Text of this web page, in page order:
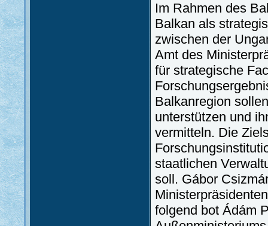
Im Rahmen des
Balkan als
zwischen der
Amt des
für strategische
Balkanregion
unterstützen und
vermitteln. Die
staatlichen
soll. Gábor
folgend bot Ádám